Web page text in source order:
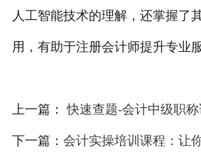
人工智能技术的理解，还掌握了
用，有助于注册会计师提升专业
上一篇： 快速查题-会计中级职称
下一篇： 会计实操培训课程：让